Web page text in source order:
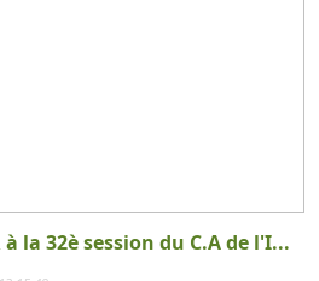
la 32è session du C.A de l'I...